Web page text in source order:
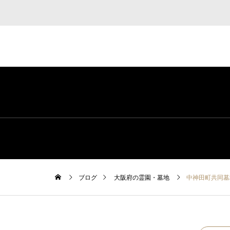
ブログ 大阪府の霊園・墓地 中神田町共同